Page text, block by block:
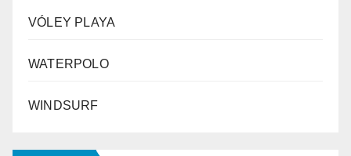
VÓLEY PLAYA
WATERPOLO
WINDSURF